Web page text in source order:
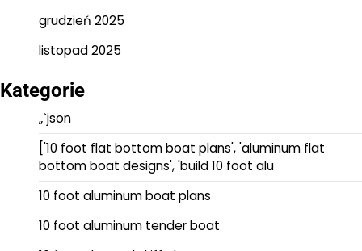
grudzień 2025
listopad 2025
Kategorie
„`json
['10 foot flat bottom boat plans', 'aluminum flat
bottom boat designs', 'build 10 foot alu
10 foot aluminum boat plans
10 foot aluminum tender boat